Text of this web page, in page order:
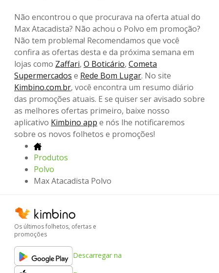
Não encontrou o que procurava na oferta atual do
Max Atacadista? Não achou o Polvo em promoção?
Não tem problema! Recomendamos que você
confira as ofertas desta e da próxima semana em
lojas como Zaffari, O Boticário, Cometa
Supermercados e Rede Bom Lugar. No site
Kimbino.com.br, você encontra um resumo diário
das promoções atuais. E se quiser ser avisado sobre
as melhores ofertas primeiro, baixe nosso
aplicativo Kimbino app e nós lhe notificaremos
sobre os novos folhetos e promoções!
Produtos
Polvo
Max Atacadista Polvo
Os últimos folhetos, ofertas e
promoções
Descarregar na